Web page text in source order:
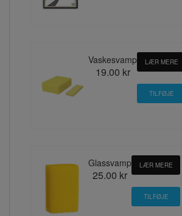
Vaskesvamp
19.00 kr
LÆR MERE
Glassvamp
25.00 kr
LÆR MERE